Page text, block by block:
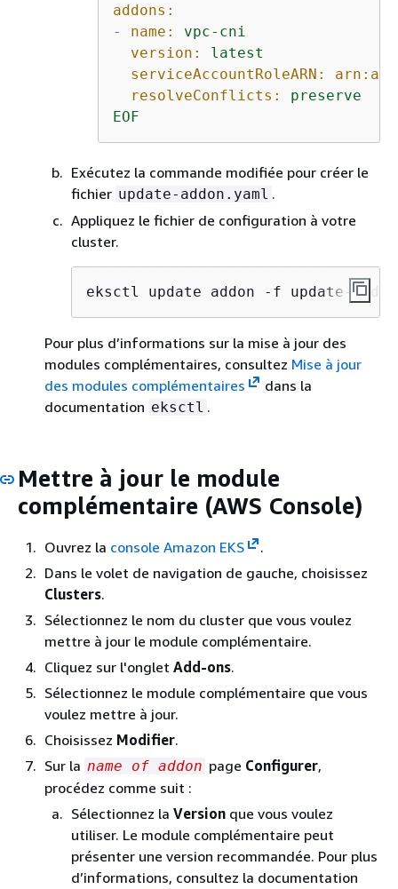
addons:
-
name:
vpc-cni
version:
latest
serviceAccountRoleARN:
resolveConflicts:
preserve
EOF
Exécutez la commande modifiée pour créer le
fichier update-addon.yaml .
Appliquez le fichier de configuration à votre
cluster.
eksctl update addon -f update-
Pour plus d’informations sur la mise à jour des
modules complémentaires, consultez Mise à jour
des modules complémentaires
dans la
documentation eksctl .
Mettre à jour le module
complémentaire (AWS Console)
Ouvrez la console Amazon EKS
.
Dans le volet de navigation de gauche, choisissez
Clusters.
Sélectionnez le nom du cluster que vous voulez
mettre à jour le module complémentaire.
Cliquez sur l'onglet Add-ons.
Sélectionnez le module complémentaire que vous
voulez mettre à jour.
Choisissez Modifier.
Sur la name of addon page Configurer,
procédez comme suit :
Sélectionnez la Version que vous voulez
utiliser. Le module complémentaire peut
présenter une version recommandée. Pour plus
d’informations, consultez la documentation